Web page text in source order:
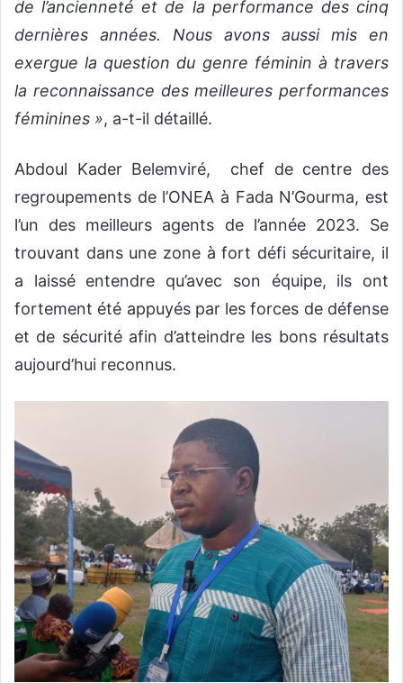
de l’ancienneté et de la performance des cinq
dernières années. Nous avons aussi mis en
exergue la question du genre féminin à travers
la reconnaissance des meilleures performances
féminines », a-t-il détaillé.
Abdoul Kader Belemviré, chef de centre des
regroupements de l’ONEA à Fada N’Gourma, est
l’un des meilleurs agents de l’année 2023. Se
trouvant dans une zone à fort défi sécuritaire, il
a laissé entendre qu’avec son équipe, ils ont
fortement été appuyés par les forces de défense
et de sécurité afin d’atteindre les bons résultats
aujourd’hui reconnus.